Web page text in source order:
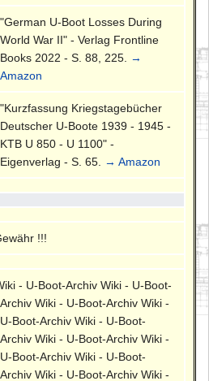
"German U-Boot Losses During
World War II" - Verlag Frontline
Books 2022 - S. 88, 225.
→
Amazon
"Kurzfassung Kriegstagebücher
Deutscher U-Boote 1939 - 1945 -
KTB U 850 - U 1100" -
Eigenverlag - S. 65.
→ Amazon
!!!
- U-Boot-Archiv Wiki - U-Boot-
Wiki - U-Boot-Archiv Wiki -
Boot-Archiv Wiki - U-Boot-
Wiki - U-Boot-Archiv Wiki -
Boot-Archiv Wiki - U-Boot-
Wiki - U-Boot-Archiv Wiki -